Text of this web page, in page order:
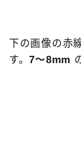
下の画像の赤
す。7～8mm